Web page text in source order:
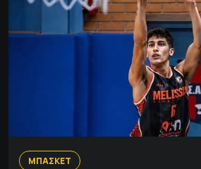
ΜΠΑΣΚΕΤ